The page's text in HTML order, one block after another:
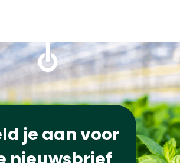
je aan voor